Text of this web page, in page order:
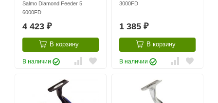
Salmo Diamond Feeder 5
6000FD
4 423 ₽
В корзину
В наличии
3000FD
1 385 ₽
В корзину
В наличии